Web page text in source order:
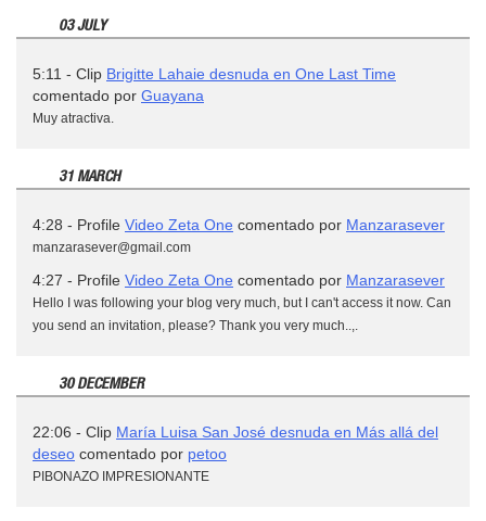
03 JULY
5:11 - Clip Brigitte Lahaie desnuda en One Last Time
comentado por Guayana
Muy atractiva.
31 MARCH
4:28 - Profile Video Zeta One comentado por Manzarasever
manzarasever@gmail.com
4:27 - Profile Video Zeta One comentado por Manzarasever
Hello I was following your blog very much, but I can't access it now. Can
you send an invitation, please? Thank you very much..,.
30 DECEMBER
22:06 - Clip María Luisa San José desnuda en Más allá del
deseo comentado por petoo
PIBONAZO IMPRESIONANTE